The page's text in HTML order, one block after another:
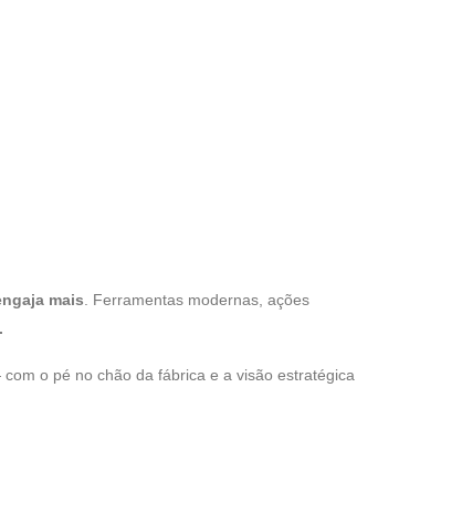
mais . Ferramentas modernas, ações
o pé no chão da fábrica e a visão estratégica